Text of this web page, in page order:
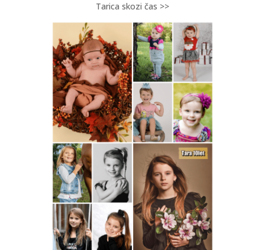
Tarica skozi čas >>